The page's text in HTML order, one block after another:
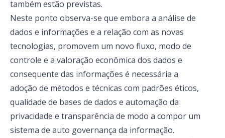
também estão previstas.
Neste ponto observa-se que embora a análise de
dados e informações e a relação com as novas
tecnologias, promovem um novo fluxo, modo de
controle e a valoração econômica dos dados e
consequente das informações é necessária a
adoção de métodos e técnicas com padrões éticos,
qualidade de bases de dados e automação da
privacidade e transparência de modo a compor um
sistema de auto governança da informação.